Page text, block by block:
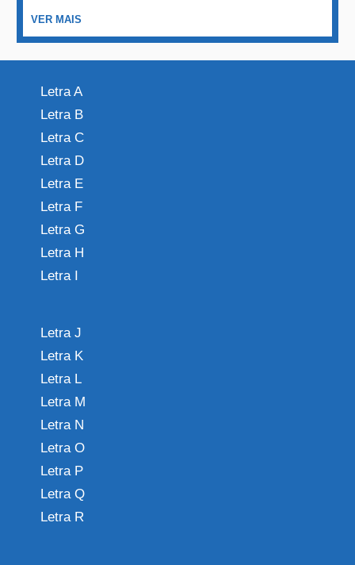
VER MAIS
Letra A
Letra B
Letra C
Letra D
Letra E
Letra F
Letra G
Letra H
Letra I
Letra J
Letra K
Letra L
Letra M
Letra N
Letra O
Letra P
Letra Q
Letra R